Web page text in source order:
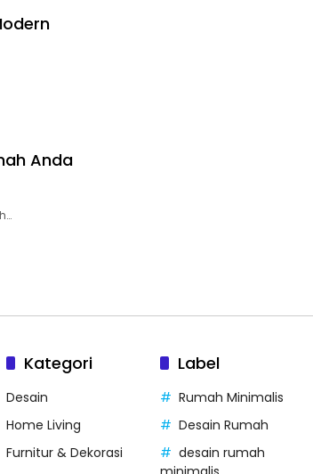
Anda
Kategori
Desain
Home Living
Furnitur & Dekorasi
Label
Rumah Minimalis
Desain Rumah
desain rumah